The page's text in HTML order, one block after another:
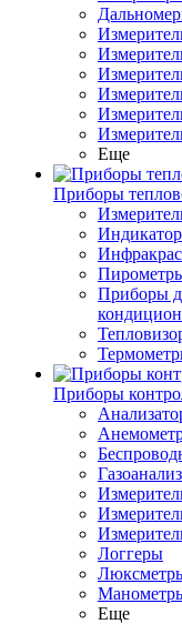
Еще
Приборы
Приборы
Приборы
Логгеры
Еще